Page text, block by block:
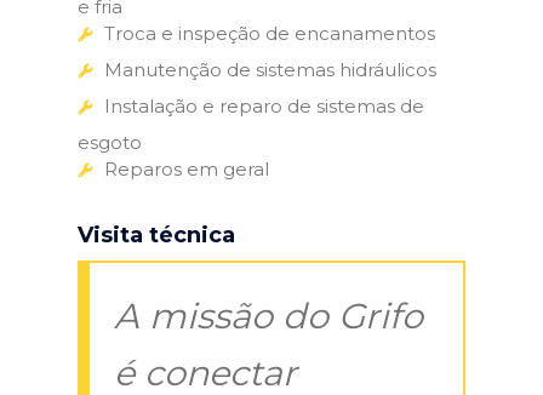
e fria
Troca e inspeção de encanamentos
Manutenção de sistemas hidráulicos
Instalação e reparo de sistemas de
esgoto
Reparos em geral
Visita técnica
A missão do Grifo
é conectar